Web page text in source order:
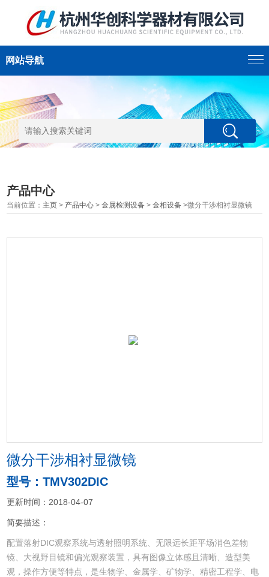
网站导航
产品中心
当前位置： 主页 > 产品中心 >金属检测设备 >金相设备 >微分干涉相衬显微镜
微分干涉相衬显微镜
型号：TMV302DIC
更新时间：2018-04-07
简要描述：
配置落射DIC观察系统与透射照明系统、无限远长距平场消色差物
镜、大视野目镜和偏光观察装置，具有图像立体感且清晰、造型美
观，操作方便等特点，是生物学、金属学、矿物学、精密工程学、电